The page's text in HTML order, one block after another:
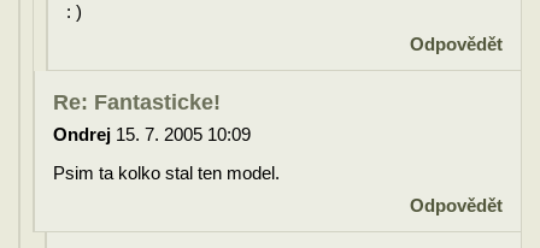
: )
Odpovědět
Re: Fantasticke!
Ondrej 15. 7. 2005 10:09
Psim ta kolko stal ten model.
Odpovědět